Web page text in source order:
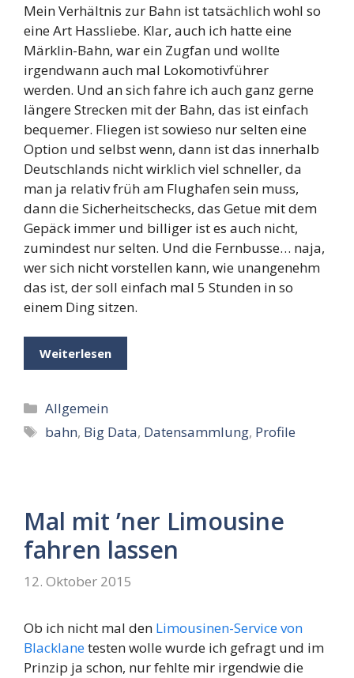
Mein Verhältnis zur Bahn ist tatsächlich wohl so
eine Art Hassliebe. Klar, auch ich hatte eine
Märklin-Bahn, war ein Zugfan und wollte
irgendwann auch mal Lokomotivführer
werden. Und an sich fahre ich auch ganz gerne
längere Strecken mit der Bahn, das ist einfach
bequemer. Fliegen ist sowieso nur selten eine
Option und selbst wenn, dann ist das innerhalb
Deutschlands nicht wirklich viel schneller, da
man ja relativ früh am Flughafen sein muss,
dann die Sicherheitschecks, das Getue mit dem
Gepäck immer und billiger ist es auch nicht,
zumindest nur selten. Und die Fernbusse… naja,
wer sich nicht vorstellen kann, wie unangenehm
das ist, der soll einfach mal 5 Stunden in so
einem Ding sitzen.
Weiterlesen
Kategorien
Allgemein
Schlagwörter
bahn, Big Data, Datensammlung, Profile
Mal mit ’ner Limousine
fahren lassen
12. Oktober 2015
Ob ich nicht mal den Limousinen-Service von
Blacklanetesten wolle wurde ich gefragt und im
Prinzip ja schon, nur fehlte mir irgendwie die